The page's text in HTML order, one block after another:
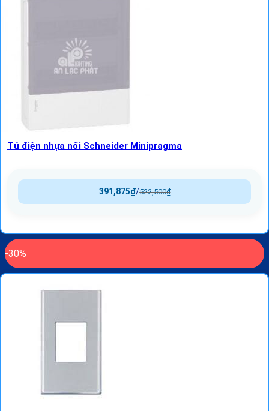
Tủ điện nhựa nổi Schneider Minipragma
522,500₫
/
391,875₫
-30%